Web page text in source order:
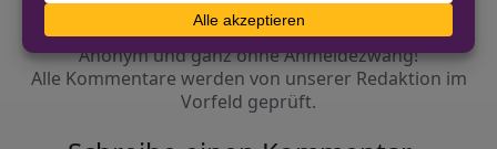
Diskutiere mit!
Anonym und ganz ohne Anmeldezwang!
Alle Kommentare werden von unserer Redaktion im
Vorfeld geprüft.